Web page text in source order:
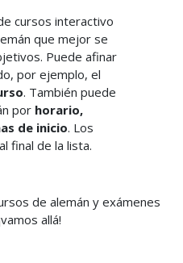
cursos interactivo
que mejor se
Puede afinar
por ejemplo, el
. También puede
por horario,
de inicio. Los
final de la lista.
de alemán y exámenes
allá!